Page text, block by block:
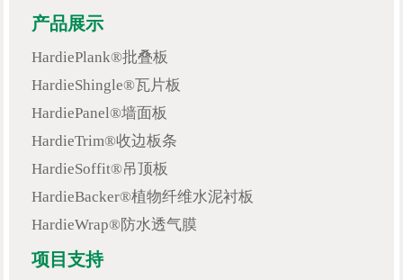
产品展示
HardiePlank®批叠板
HardieShingle®瓦片板
HardiePanel®墙面板
HardieTrim®收边板条
HardieSoffit®吊顶板
HardieBacker®植物纤维水泥衬板
HardieWrap®防水透气膜
项目支持